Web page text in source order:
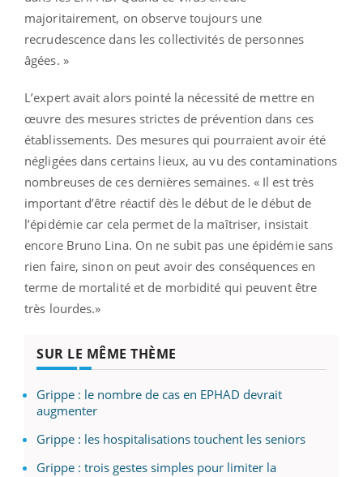
majoritairement, on observe toujours une
recrudescence dans les collectivités de personnes
âgées. »
L’expert avait alors pointé la nécessité de mettre en
œuvre des mesures strictes de prévention dans ces
établissements. Des mesures qui pourraient avoir été
négligées dans certains lieux, au vu des contaminations
nombreuses de ces dernières semaines. « Il est très
important d’être réactif dès le début de le début de
l’épidémie car cela permet de la maîtriser, insistait
encore Bruno Lina. On ne subit pas une épidémie sans
rien faire, sinon on peut avoir des conséquences en
terme de mortalité et de morbidité qui peuvent être
très lourdes.»
SUR LE MÊME THÈME
Grippe : le nombre de cas en EPHAD devrait
augmenter
Grippe : les hospitalisations touchent les seniors
Grippe : trois gestes simples pour limiter la